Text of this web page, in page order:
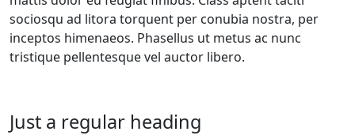
sociosqu ad litora torquent per conubia nostra, per
inceptos himenaeos. Phasellus ut metus ac nunc
tristique pellentesque vel auctor libero.
Just a regular heading